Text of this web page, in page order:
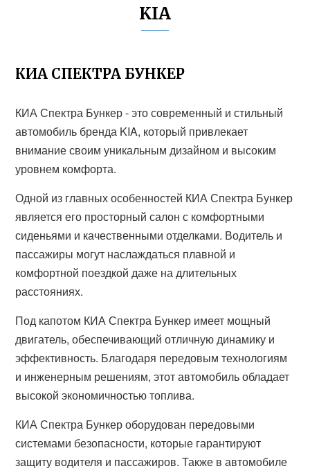
KIA
КИА СПЕКТРА БУНКЕР
КИА Спектра Бункер - это современный и стильный
автомобиль бренда KIA, который привлекает
внимание своим уникальным дизайном и высоким
уровнем комфорта.
Одной из главных особенностей КИА Спектра Бункер
является его просторный салон с комфортными
сиденьями и качественными отделками. Водитель и
пассажиры могут наслаждаться плавной и
комфортной поездкой даже на длительных
расстояниях.
Под капотом КИА Спектра Бункер имеет мощный
двигатель, обеспечивающий отличную динамику и
эффективность. Благодаря передовым технологиям
и инженерным решениям, этот автомобиль обладает
высокой экономичностью топлива.
КИА Спектра Бункер оборудован передовыми
системами безопасности, которые гарантируют
защиту водителя и пассажиров. Также в автомобиле